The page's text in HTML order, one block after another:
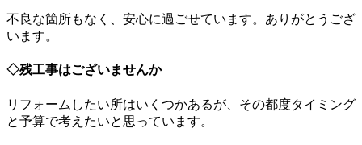
不良な箇所もなく、安心に過ごせています。ありがとうござ
います。
◇残工事はございませんか
リフォームしたい所はいくつかあるが、その都度タイミング
と予算で考えたいと思っています。